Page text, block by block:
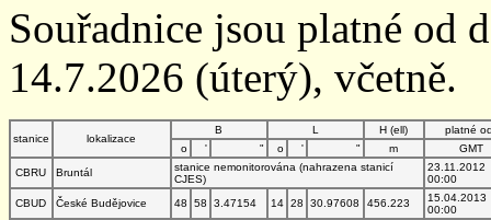
Souřadnice jsou platné od
14.7.2026 (úterý), včetně.
stanice lokalizace
B L H (ell)
platné
o
' " o ' " m
GMT
CBRU
Bruntál
stanice nemonitorována (nahrazena stanicí
CJES)
23.11.2012
00:00
CBUD
České Budějovice 48 58 3.47154 14 28 30.97608 456.223
15.04.2013
00:00